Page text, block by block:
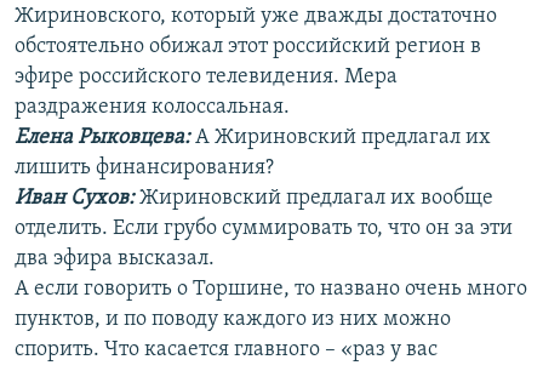
Жириновского, который уже дважды достаточно
обстоятельно обижал этот российский регион в
эфире российского телевидения. Мера
раздражения колоссальная.
Елена Рыковцева:А Жириновский предлагал их
лишить финансирования?
Иван Сухов:Жириновский предлагал их вообще
отделить. Если грубо суммировать то, что он за эти
два эфира высказал.
А если говорить о Торшине, то названо очень много
пунктов, и по поводу каждого из них можно
спорить. Что касается главного – «раз у вас